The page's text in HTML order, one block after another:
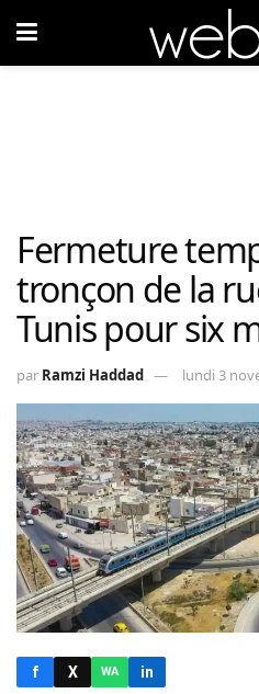
Fermeture
tronçon de la
Tunis pour six
par Ramzi Haddad lundi 3
f X WA in